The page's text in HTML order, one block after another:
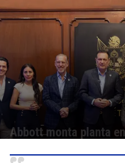
Abbott monta planta